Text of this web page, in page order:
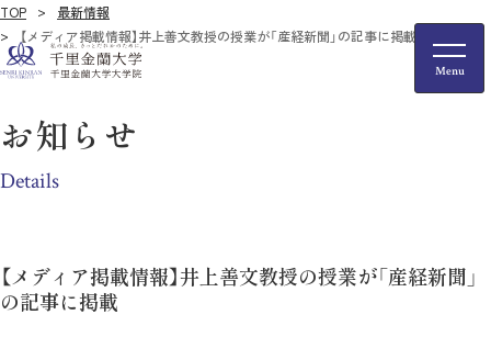
TOP
最新情報
【メディア掲載情報】井上善文教授の授業が「産経新聞」の記事に掲載
お知らせ
Details
【メディア掲載情報】井上善文教授の授業が「産経新聞」
の記事に掲載